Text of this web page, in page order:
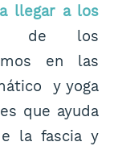
llegar a los
de los
en las
y yoga
que ayuda
la fascia y